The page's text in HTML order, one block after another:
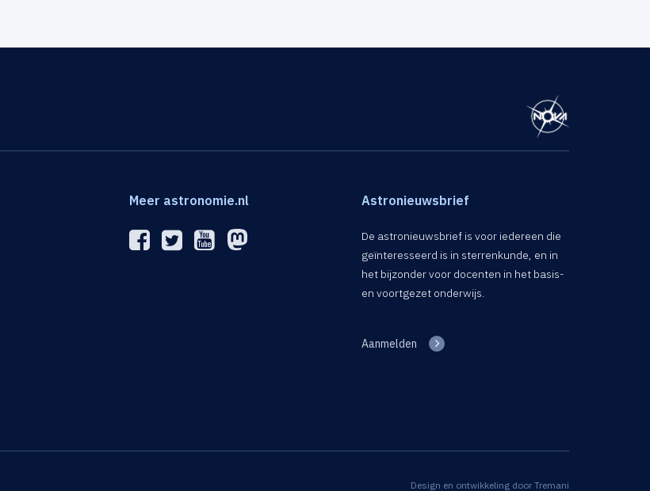
Meer astronomie.nl Astronieuwsbrief
De astronieuwsbrief is voor iedereen die
geïnteresseerd is in sterrenkunde, en in
het bijzonder voor docenten in het basis-
en voortgezet onderwijs.
Aanmelden
Design en ontwikkeling door Tremani